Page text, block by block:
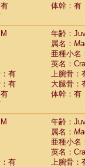
体幹：有
年齢：
属名：
亜種小名
英名：
有
上腕骨：
有
大腿骨：
体幹：有
年齢：
属名：
亜種小名
英名：
有
上腕骨：